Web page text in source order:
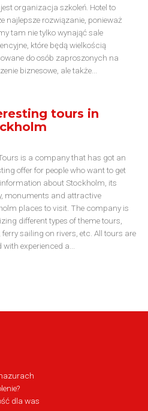
organizacja szkoleń. Hotel to
najlepsze rozwiązanie, ponieważ
tam nie tylko wynająć sale
które będą wielkością
do osób zaproszonych na
biznesowe, ale także...
tours in
is a company that has got an
offer for people who want to get
about Stockholm, its
monuments and attractive
places to visit. The company is
different types of theme tours,
sailing on rivers, etc. All tours are
with experienced a...
dla was